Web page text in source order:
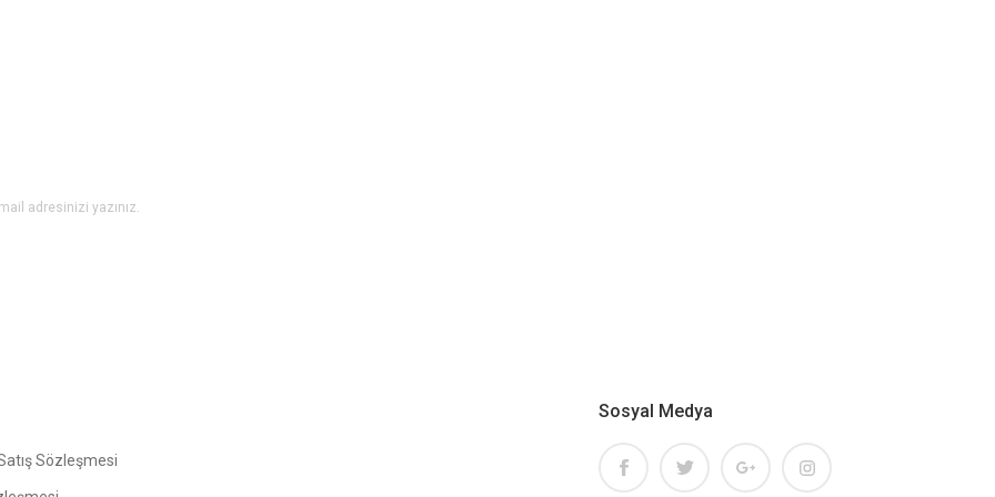
Sözleşmesi
Sosyal Medya